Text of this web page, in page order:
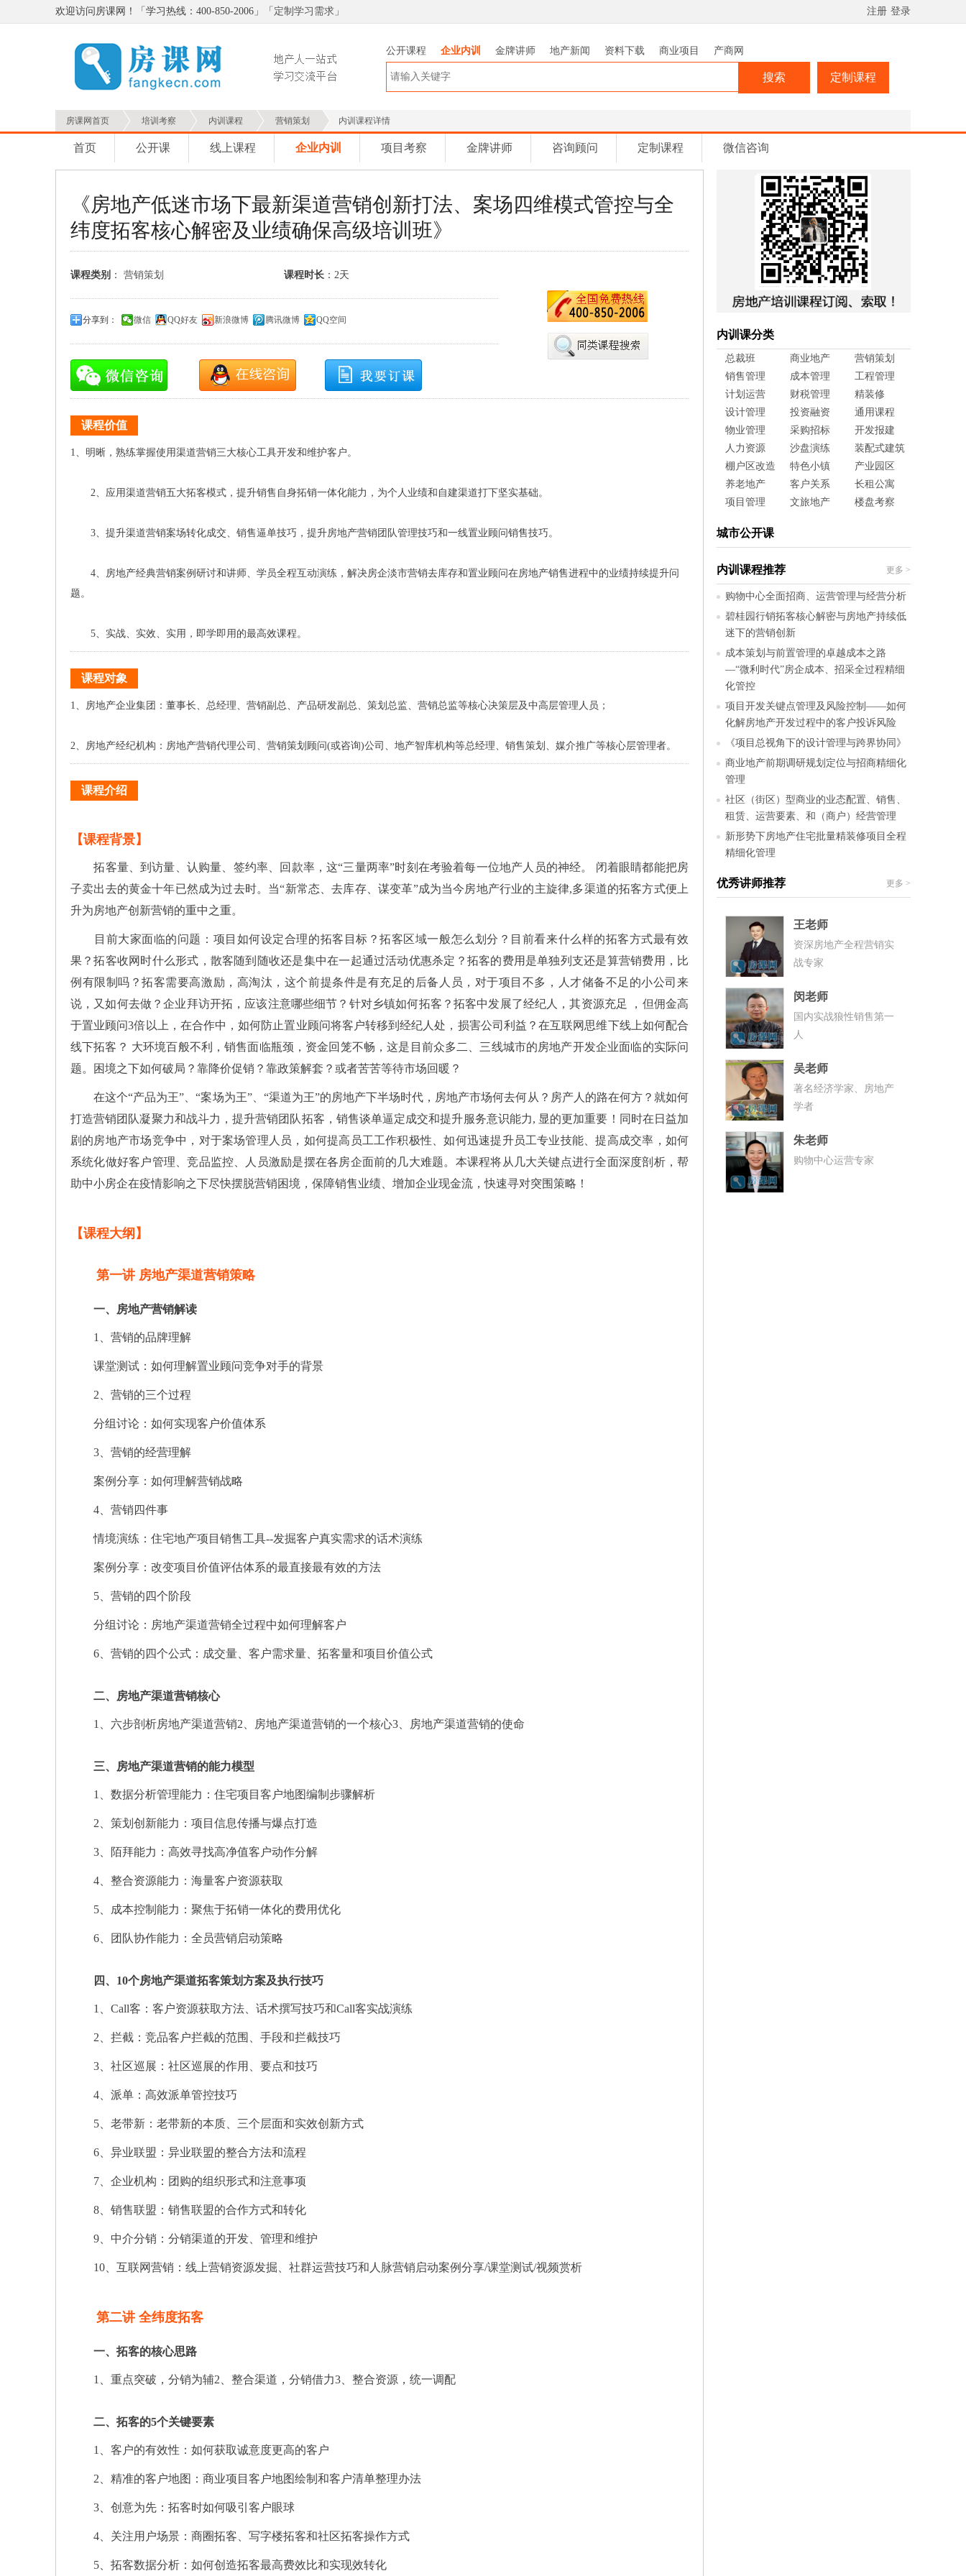
注册 登录
欢迎访问房课网！「学习热线：400-850-2006」「 定制学习需求 」
公开课程 企业内训 金牌讲师 地产新闻 资料下载 商业项目 产商网
搜索 定制课程
房课网首页 培训考察 内训课程 营销策划 内训课程详情
首页 公开课 线上课程 企业内训 项目考察 金牌讲师 咨询顾问 定制课程 微信咨询
内训课分类
总裁班 商业地产
营销策划
销售管理
成本管理
工程管理
计划运营
财税管理
精装修
设计管理
投资融资
通用课程
物业管理
采购招标
开发报建
人力资源
沙盘演练
装配式建筑
棚户区改造
特色小镇
产业园区
养老地产
客户关系
长租公寓
项目管理
文旅地产 楼盘考察
城市公开课
更多 >
内训课程推荐
购物中心全面招商、运营管理与经营分析
碧桂园行销拓客核心解密与房地产持续低
迷下的营销创新
成本策划与前置管理的卓越成本之路
—“微利时代”房企成本、招采全过程精细
化管控
项目开发关键点管理及风险控制——如何
化解房地产开发过程中的客户投诉风险
《项目总视角下的设计管理与跨界协同》
商业地产前期调研规划定位与招商精细化
管理
社区（街区）型商业的业态配置、销售、
租赁、运营要素、和（商户）经营管理
新形势下房地产住宅批量精装修项目全程
精细化管理
更多 >
优秀讲师推荐
王老师
资深房地产全程营销实
战专家
闵老师
国内实战狼性销售第一
人
吴老师
著名经济学家、房地产
学者
朱老师
购物中心运营专家
《房地产低迷市场下最新渠道营销创新打法、案场四维模式管控与全
纬度拓客核心解密及业绩确保高级培训班》
课程类别 ： 营销策划 课程时长 ：2天
分享到： 微信 QQ好友 新浪微博 腾讯微博 QQ空间
课程价值
1、明晰，熟练掌握使用渠道营销三大核心工具开发和维护客户。
2、应用渠道营销五大拓客模式，提升销售自身拓销一体化能力，为个人业绩和自建渠道打下坚实基础。
3、提升渠道营销案场转化成交、销售逼单技巧，提升房地产营销团队管理技巧和一线置业顾问销售技巧。
4、房地产经典营销案例研讨和讲师、学员全程互动演练，解决房企淡市营销去库存和置业顾问在房地产销售进程中的业绩持续提升问
题。
5、实战、实效、实用，即学即用的最高效课程。
课程对象
1、房地产企业集团：董事长、总经理、营销副总、产品研发副总、策划总监、营销总监等核心决策层及中高层管理人员；
2、房地产经纪机构：房地产营销代理公司、营销策划顾问(或咨询)公司、地产智库机构等总经理、销售策划、媒介推广等核心层管理者。
课程介绍
【课程背景】
拓客量、到访量、认购量、签约率、回款率，这“三量两率”时刻在考验着每一位地产人员的神经。 闭着眼睛都能把房
子卖出去的黄金十年已然成为过去时。当“新常态、去库存、谋变革”成为当今房地产行业的主旋律,多渠道的拓客方式便上
升为房地产创新营销的重中之重。
目前大家面临的问题：项目如何设定合理的拓客目标？拓客区域一般怎么划分？目前看来什么样的拓客方式最有效
果？拓客收网时什么形式，散客随到随收还是集中在一起通过活动优惠杀定？拓客的费用是单独列支还是算营销费用，比
例有限制吗？拓客需要高激励，高淘汰，这个前提条件是有充足的后备人员，对于项目不多，人才储备不足的小公司来
说，又如何去做？企业拜访开拓，应该注意哪些细节？针对乡镇如何拓客？拓客中发展了经纪人，其资源充足 ，但佣金高
于置业顾问3倍以上，在合作中，如何防止置业顾问将客户转移到经纪人处，损害公司利益？在互联网思维下线上如何配合
线下拓客？ 大环境百般不利，销售面临瓶颈，资金回笼不畅，这是目前众多二、三线城市的房地产开发企业面临的实际问
题。困境之下如何破局？靠降价促销？靠政策解套？或者苦苦等待市场回暖？
在这个“产品为王”、“案场为王”、“渠道为王”的房地产下半场时代，房地产市场何去何从？房产人的路在何方？就如何
打造营销团队凝聚力和战斗力，提升营销团队拓客，销售谈单逼定成交和提升服务意识能力, 显的更加重要！同时在日益加
剧的房地产市场竞争中，对于案场管理人员，如何提高员工工作积极性、如何迅速提升员工专业技能、提高成交率，如何
系统化做好客户管理、竞品监控、人员激励是摆在各房企面前的几大难题。本课程将从几大关键点进行全面深度剖析，帮
助中小房企在疫情影响之下尽快摆脱营销困境，保障销售业绩、增加企业现金流，快速寻对突围策略！
【课程大纲】
第一讲 房地产渠道营销策略
一、房地产营销解读
1、营销的品牌理解
课堂测试：如何理解置业顾问竞争对手的背景
2、营销的三个过程
分组讨论：如何实现客户价值体系
3、营销的经营理解
案例分享：如何理解营销战略
4、营销四件事
情境演练：住宅地产项目销售工具--发掘客户真实需求的话术演练
案例分享：改变项目价值评估体系的最直接最有效的方法
5、营销的四个阶段
分组讨论：房地产渠道营销全过程中如何理解客户
6、营销的四个公式：成交量、客户需求量、拓客量和项目价值公式
二、房地产渠道营销核心
1、六步剖析房地产渠道营销2、房地产渠道营销的一个核心3、房地产渠道营销的使命
三、房地产渠道营销的能力模型
1、数据分析管理能力：住宅项目客户地图编制步骤解析
2、策划创新能力：项目信息传播与爆点打造
3、陌拜能力：高效寻找高净值客户动作分解
4、整合资源能力：海量客户资源获取
5、成本控制能力：聚焦于拓销一体化的费用优化
6、团队协作能力：全员营销启动策略
四、10个房地产渠道拓客策划方案及执行技巧
1、Call客：客户资源获取方法、话术撰写技巧和Call客实战演练
2、拦截：竞品客户拦截的范围、手段和拦截技巧
3、社区巡展：社区巡展的作用、要点和技巧
4、派单：高效派单管控技巧
5、老带新：老带新的本质、三个层面和实效创新方式
6、异业联盟：异业联盟的整合方法和流程
7、企业机构：团购的组织形式和注意事项
8、销售联盟：销售联盟的合作方式和转化
9、中介分销：分销渠道的开发、管理和维护
10、互联网营销：线上营销资源发掘、社群运营技巧和人脉营销启动案例分享/课堂测试/视频赏析
第二讲 全纬度拓客
一、拓客的核心思路
1、重点突破，分销为辅2、整合渠道，分销借力3、整合资源，统一调配
二、拓客的5个关键要素
1、客户的有效性：如何获取诚意度更高的客户
2、精准的客户地图：商业项目客户地图绘制和客户清单整理办法
3、创意为先：拓客时如何吸引客户眼球
4、关注用户场景：商圈拓客、写字楼拓客和社区拓客操作方式
5、拓客数据分析：如何创造拓客最高费效比和实现效转化